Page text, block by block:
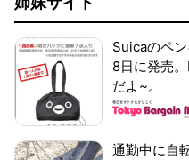
Suicaのペ
8日に発売
だよ~。
通勤中に自